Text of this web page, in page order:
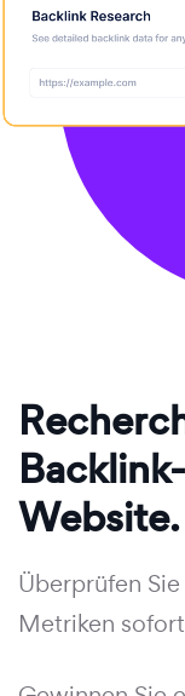
Website.
Überprüfen
Metriken